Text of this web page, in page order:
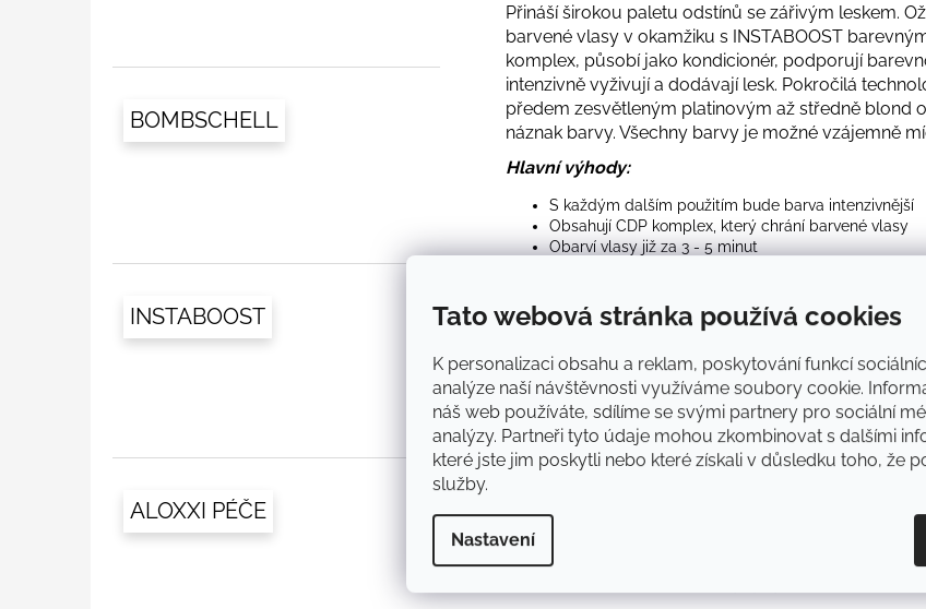
Tato webová stránka používá cookies
K personalizaci obsahu a reklam, poskytování funkcí
analýze naší návštěvnosti využíváme soubory cookie.
náš web používáte, sdílíme se svými partnery pro sociální
analýzy. Partneři tyto údaje mohou zkombinovat s dalšími
které jste jim poskytli nebo které získali v důsledku toho, že
služby.
Nastavení
BOMBSCHELL
INSTABOOST
ALOXXI PÉČE
Přináší širokou paletu odstínů se zářivým leskem.
barvené vlasy v okamžiku s INSTABOOST
komplex, působí jako kondicionér, podporují
intenzivně vyživují a dodávají lesk. Pokročilá
předem zesvětleným platinovým až středně blond
náznak barvy. Všechny barvy je možné vzájemně
Hlavní výhody:
S každým dalším použitím bude barva intenzivnější
Obsahují CDP komplex, který chrání barvené vlasy
Obarví vlasy již za 3 - 5 minut
Použití:Použijte rukavice, abyste zabránili
vlasy. Pokud nanášíte jen na některé prameny,
pročešte od hlavy ke konečkům, aby se přípravek
důkladně opláchněte. Pro výraznější výsledky
doporučujeme aplikovat Instaboost několikrát k
Jemné rozčesávání bez tahání pro větší lesk
štětinám, které dodají vlasům přirozený lesk a